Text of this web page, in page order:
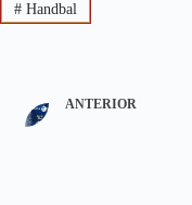
#Handbal
ANTERIOR